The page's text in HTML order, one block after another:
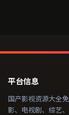
平台信息
国产影视资源大全
影、电视剧、综艺